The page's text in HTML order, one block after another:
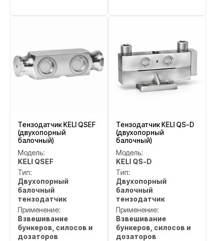
Тензодатчик KELI QSEF
(двухопорный
балочный)
Модель:
KELI QSEF
Тип:
Двухопорный
балочный
тензодатчик
Применение:
Взвешивание
бункеров, силосов и
дозаторов
Тензодатчик KELI QS-D
(двухопорный
балочный)
Модель:
KELI QS-D
Тип:
Двухопорный
балочный
тензодатчик
Применение:
Взвешивание
бункеров, силосов и
дозаторов